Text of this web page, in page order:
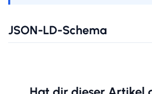
JSON-LD-Schema